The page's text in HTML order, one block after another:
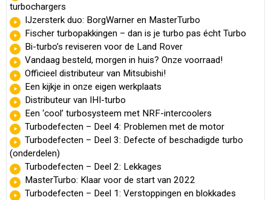
turbochargers
IJzersterk duo: BorgWarner en MasterTurbo
Fischer turbopakkingen – dan is je turbo pas écht Turbo
Bi-turbo’s reviseren voor de Land Rover
Vandaag besteld, morgen in huis? Onze voorraad!
Officieel distributeur van Mitsubishi!
Een kijkje in onze eigen werkplaats
Distributeur van IHI-turbo
Een ‘cool’ turbosysteem met NRF-intercoolers
Turbodefecten – Deel 4: Problemen met de motor
Turbodefecten – Deel 3: Defecte of beschadigde turbo
(onderdelen)
Turbodefecten – Deel 2: Lekkages
MasterTurbo: Klaar voor de start van 2022
Turbodefecten – Deel 1: Verstoppingen en blokkades